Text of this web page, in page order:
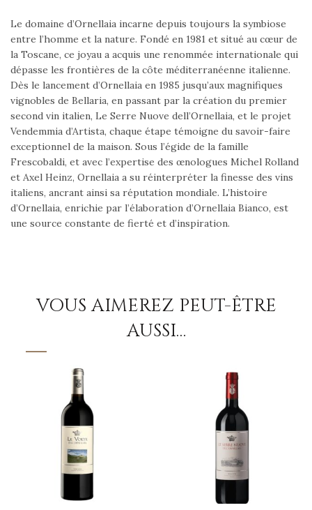
Le domaine d’Ornellaia incarne depuis toujours la symbiose
entre l’homme et la nature. Fondé en 1981 et situé au cœur de
la Toscane, ce joyau a acquis une renommée internationale qui
dépasse les frontières de la côte méditerranéenne italienne.
Dès le lancement d’Ornellaia en 1985 jusqu’aux magnifiques
vignobles de Bellaria, en passant par la création du premier
second vin italien, Le Serre Nuove dell’Ornellaia, et le projet
Vendemmia d’Artista, chaque étape témoigne du savoir-faire
exceptionnel de la maison. Sous l’égide de la famille
Frescobaldi, et avec l’expertise des œnologues Michel Rolland
et Axel Heinz, Ornellaia a su réinterpréter la finesse des vins
italiens, ancrant ainsi sa réputation mondiale. L’histoire
d’Ornellaia, enrichie par l’élaboration d’Ornellaia Bianco, est
une source constante de fierté et d’inspiration.
VOUS AIMEREZ PEUT-ÊTRE
AUSSI…